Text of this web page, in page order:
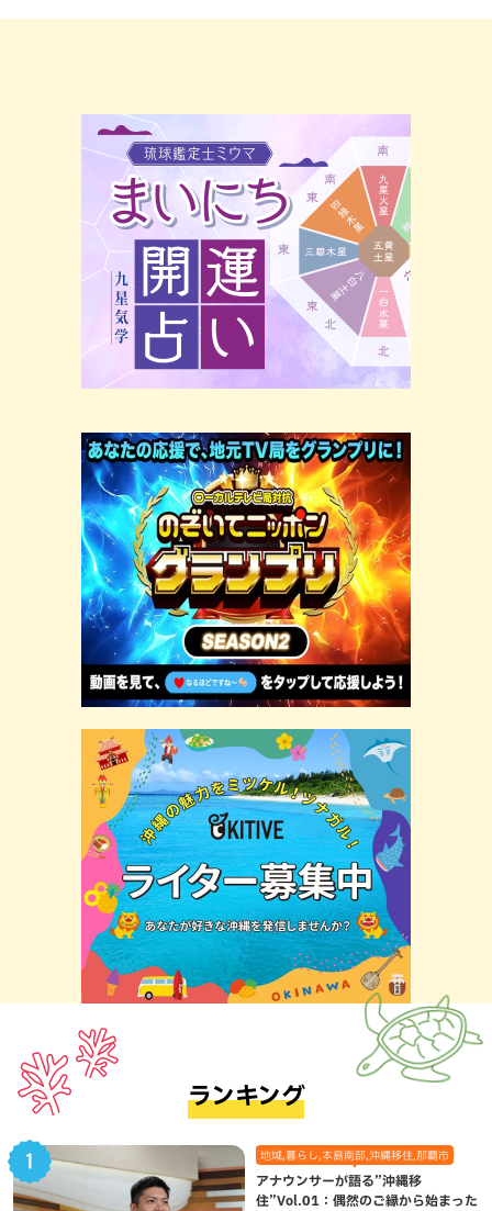
ランキング
地域,暮らし,本島南部,沖縄移住,那覇市
アナウンサーが語る”沖縄移
住”Vol.01：偶然のご縁から始まった